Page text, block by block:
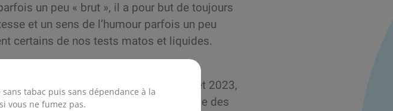
tabac puis sans dépendance à la
vous ne fumez pas.
un peu « brut », il a pour but de toujours
et un sens de l’humour parfois un peu
certains de nos tests matos et liquides.
arrivée dans la Team Lanester en juillet 2023,
et disponible, elle met au service des